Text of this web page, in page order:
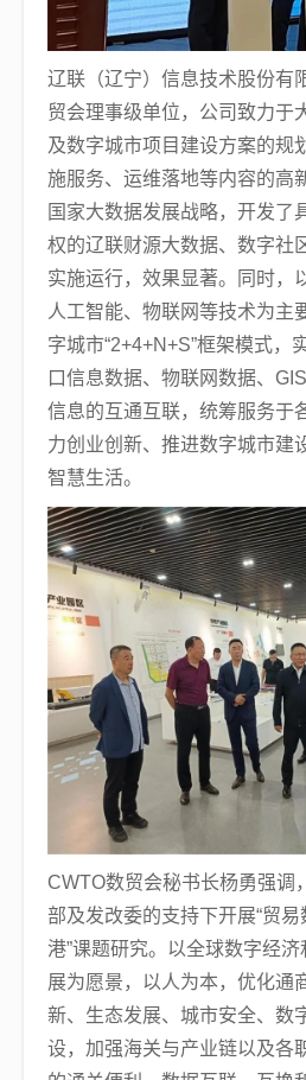
辽联（辽宁）信息技术股份有
贸会理事级单位，公司致力于
及数字城市项目建设方案的规
施服务、运维落地等内容的高
国家大数据发展战略，开发了
权的辽联财源大数据、数字社
实施运行，效果显著。同时，
人工智能、物联网等技术为主
字城市“2+4+N+S”框架模式，
口信息数据、物联网数据、
信息的互通互联，统筹服务于
力创业创新、推进数字城市建
智慧生活。
CWTO数贸会秘书长杨勇强调
部及发改委的支持下开展“贸易
港”课题研究。以全球数字经
展为愿景，以人为本，优化通
新、生态发展、城市安全、数
设，加强海关与产业链以及各